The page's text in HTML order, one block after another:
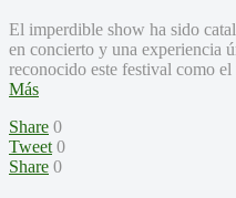
El imperdible show ha sido
en concierto y una experiencia
reconocido este festival como
Más
Share 0
Tweet 0
Share 0